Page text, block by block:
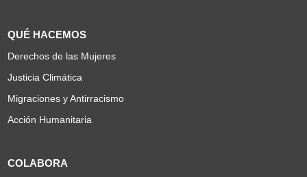
QUÉ HACEMOS
Derechos de las Mujeres
Justicia Climática
Migraciones y Antirracismo
Acción Humanitaria
COLABORA